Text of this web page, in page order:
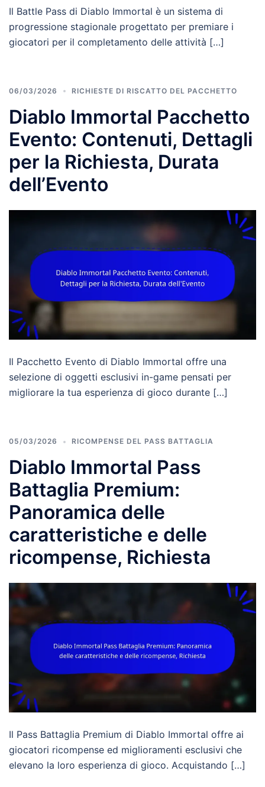
Il Battle Pass di Diablo Immortal è un sistema di
progressione stagionale progettato per premiare i
giocatori per il completamento delle attività […]
06/03/2026 RICHIESTE DI RISCATTO DEL PACCHETTO
Diablo Immortal Pacchetto
Evento: Contenuti, Dettagli
per la Richiesta, Durata
dell’Evento
Il Pacchetto Evento di Diablo Immortal offre una
selezione di oggetti esclusivi in-game pensati per
migliorare la tua esperienza di gioco durante […]
05/03/2026 RICOMPENSE DEL PASS BATTAGLIA
Diablo Immortal Pass
Battaglia Premium:
Panoramica delle
caratteristiche e delle
ricompense, Richiesta
Il Pass Battaglia Premium di Diablo Immortal offre ai
giocatori ricompense ed miglioramenti esclusivi che
elevano la loro esperienza di gioco. Acquistando […]